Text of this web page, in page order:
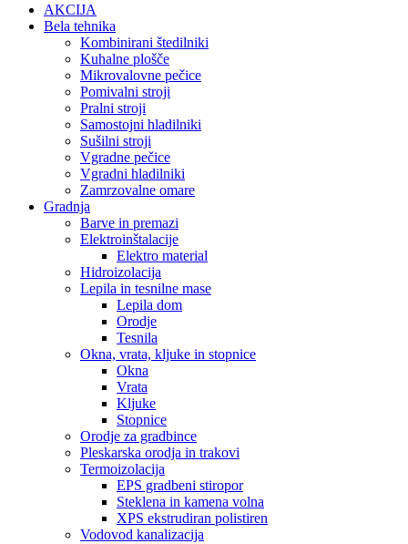
AKCIJA
Bela tehnika
Kombinirani štedilniki
Kuhalne plošče
Mikrovalovne pečice
Pomivalni stroji
Pralni stroji
Samostojni hladilniki
Sušilni stroji
Vgradne pečice
Vgradni hladilniki
Zamrzovalne omare
Gradnja
Barve in premazi
Elektroinštalacije
Elektro material
Hidroizolacija
Lepila in tesnilne mase
Lepila dom
Orodje
Tesnila
Okna, vrata, kljuke in stopnice
Okna
Vrata
Kljuke
Stopnice
Orodje za gradbince
Pleskarska orodja in trakovi
Termoizolacija
EPS gradbeni stiropor
Steklena in kamena volna
XPS ekstrudiran polistiren
Vodovod kanalizacija